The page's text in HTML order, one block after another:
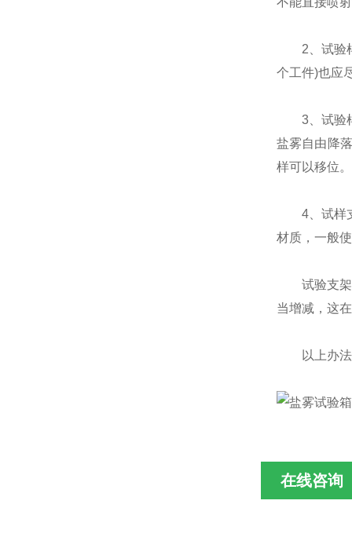
2、试验样
个工件)也应
3、试验样
盐雾自由降
样可以移位。
4、试样支
材质，一般
试验支架一
当增减，这
以上办法
在线咨询